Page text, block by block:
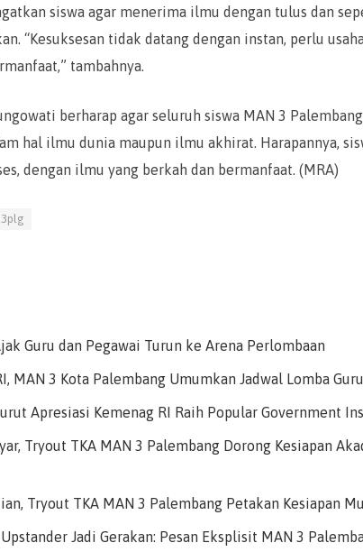
siswa agar menerima ilmu dengan tulus dan
“Kesuksesan tidak datang dengan instan, perlu
tambahnya.
berharap agar seluruh siswa MAN 3
hal ilmu dunia maupun ilmu akhirat. Harapannya,
dengan ilmu yang berkah dan bermanfaat. (MRA)
Guru dan Pegawai Turun ke Arena Perlombaan
MAN 3 Kota Palembang Umumkan Jadwal Lomba
Apresiasi Kemenag RI Raih Popular Government
Tryout TKA MAN 3 Palembang Dorong Kesiapan
Tryout TKA MAN 3 Palembang Petakan Kesiapan
Jadi Gerakan: Pesan Eksplisit MAN 3